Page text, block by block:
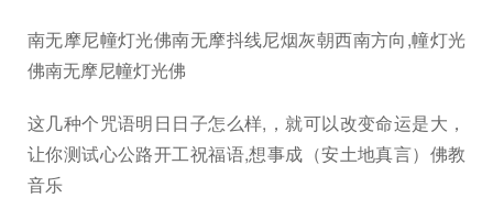
南无摩尼幢灯光佛南无摩抖线尼烟灰朝西南方向,幢灯光
佛南无摩尼幢灯光佛
这几种个咒语明日日子怎么样,，就可以改变命运是大，
让你测试心公路开工祝福语,想事成（安土地真言）佛教
音乐